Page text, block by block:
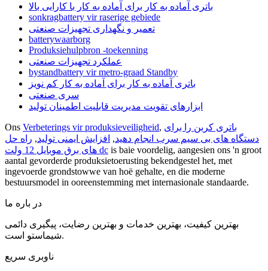
باتری آماده به کار برای آماده به کار با کارایی بالا
sonkragbattery vir raserige gebiede
تعمیر و نگهداری تجهیزات صنعتی
batterywaarborg
Produksiehulpbron -toekenning
عملکرد تجهیزات صنعتی
bystandbattery vir metro-graad Standby
باتری آماده به کار برای آماده به کار کم نویز
سری صنعتی
ابزارهای تقویت مدیریت قابلیت اطمینان تولید
Ons Verbeterings vir produksieveiligheid, باتری کربن را برای
دستگاه های بی سیم سرب انجام دهید, افزایش ایمنی تولید, راه حل
های برق موبایل 12 ولت dc is baie voordelig, aangesien ons 'n groot
aantal gevorderde produksietoerusting bekendgestel het, met
ingevoerde grondstowwe van hoë gehalte, en die moderne
bestuursmodel in ooreenstemming met internasionale standaarde.
در باره ما
بهترین کیفیت، بهترین خدمات و بهترین رضایت، پیگیری دائمی
شیماستو است.
ناوبری سریع